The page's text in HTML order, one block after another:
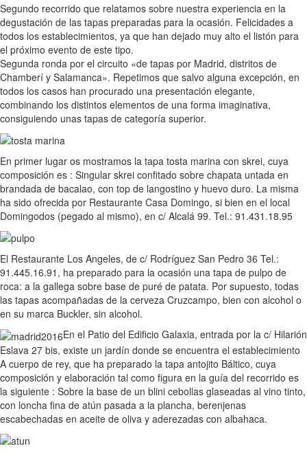
Segundo recorrido que relatamos sobre nuestra experiencia en la
degustación de las tapas preparadas para la ocasión. Felicidades a
todos los establecimientos, ya que han dejado muy alto el listón para
el próximo evento de este tipo.
Segunda ronda por el circuito «de tapas por Madrid, distritos de
Chamberí y Salamanca». Repetimos que salvo alguna excepción, en
todos los casos han procurado una presentación elegante,
combinando los distintos elementos de una forma imaginativa,
consiguiendo unas tapas de categoría superior.
En primer lugar os mostramos la tapa tosta marina con skrei, cuya
composición es : Singular skrei confitado sobre chapata untada en
brandada de bacalao, con top de langostino y huevo duro. La misma
ha sido ofrecida por Restaurante Casa Domingo, si bien en el local
Domingodos (pegado al mismo), en c/ Alcalá 99. Tel.: 91.431.18.95
El Restaurante Los Angeles, de c/ Rodríguez San Pedro 36 Tel.:
91.445.16.91, ha preparado para la ocasión una tapa de pulpo de
roca: a la gallega sobre base de puré de patata. Por supuesto, todas
las tapas acompañadas de la cerveza Cruzcampo, bien con alcohol o
en su marca Buckler, sin alcohol.
En el Patio del Edificio Galaxia, entrada por la c/ Hilarión
Eslava 27 bis, existe un jardín donde se encuentra el establecimiento
A cuerpo de rey, que ha preparado la tapa antojito Báltico, cuya
composición y elaboración tal como figura en la guía del recorrido es
la siguiente : Sobre la base de un blini cebollas glaseadas al vino tinto,
con loncha fina de atún pasada a la plancha, berenjenas
escabechadas en aceite de oliva y aderezadas con albahaca.